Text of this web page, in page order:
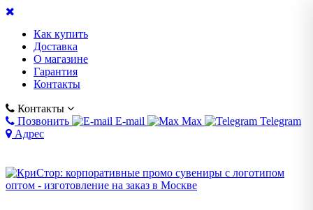
Как купить
Доставка
О магазине
Гарантия
Контакты
Контакты
Позвонить
E-mail Max
Telegram
Адрес